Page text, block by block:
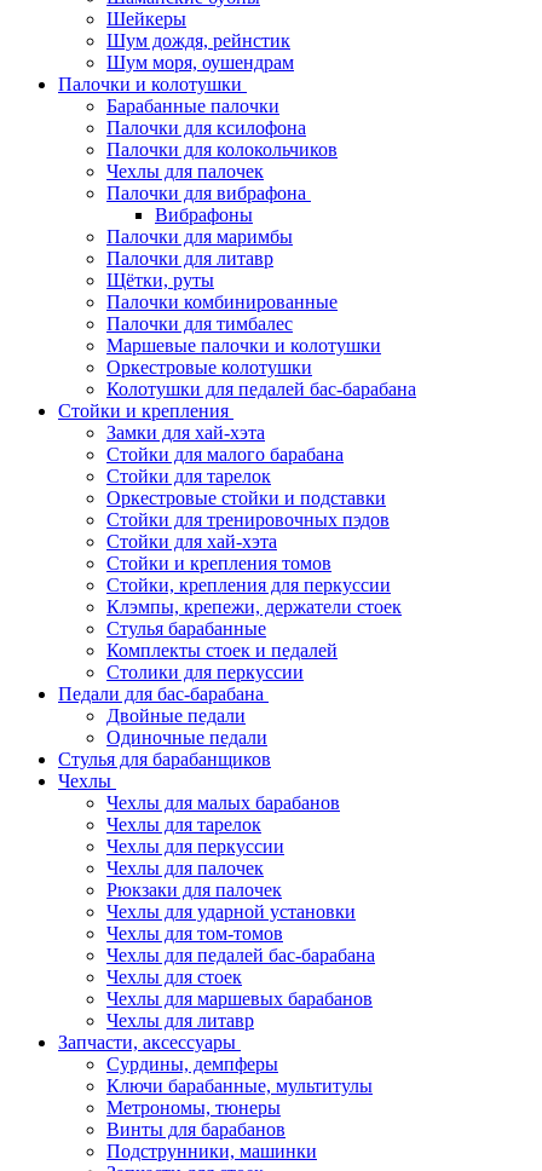
Шейкеры
Шум дождя, рейнстик
Шум моря, оушендрам
Палочки и колотушки
Барабанные палочки
Палочки для ксилофона
Палочки для колокольчиков
Чехлы для палочек
Палочки для вибрафона
Вибрафоны
Палочки для маримбы
Палочки для литавр
Щётки, руты
Палочки комбинированные
Палочки для тимбалес
Маршевые палочки и колотушки
Оркестровые колотушки
Колотушки для педалей бас-барабана
Стойки и крепления
Замки для хай-хэта
Стойки для малого барабана
Стойки для тарелок
Оркестровые стойки и подставки
Стойки для тренировочных пэдов
Стойки для хай-хэта
Стойки и крепления томов
Стойки, крепления для перкуссии
Клэмпы, крепежи, держатели стоек
Стулья барабанные
Комплекты стоек и педалей
Столики для перкуссии
Педали для бас-барабана
Двойные педали
Одиночные педали
Стулья для барабанщиков
Чехлы
Чехлы для малых барабанов
Чехлы для тарелок
Чехлы для перкуссии
Чехлы для палочек
Рюкзаки для палочек
Чехлы для ударной установки
Чехлы для том-томов
Чехлы для педалей бас-барабана
Чехлы для стоек
Чехлы для маршевых барабанов
Чехлы для литавр
Запчасти, аксессуары
Сурдины, демпферы
Ключи барабанные, мультитулы
Метрономы, тюнеры
Винты для барабанов
Подструнники, машинки